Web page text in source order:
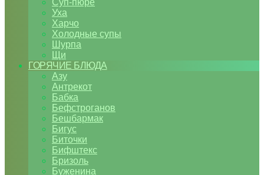
Суп-пюре
Уха
Харчо
Холодные супы
Шурпа
Щи
ГОРЯЧИЕ БЛЮДА
Азу
Антрекот
Бабка
Бефстроганов
Бешбармак
Бигус
Биточки
Бифштекс
Бризоль
Буженина